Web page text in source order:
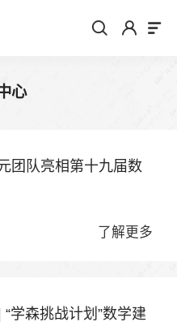
心
团队亮相第十九届数
了解更多
学森挑战计划”数学建